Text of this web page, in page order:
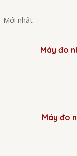
Máy đo
Máy đo